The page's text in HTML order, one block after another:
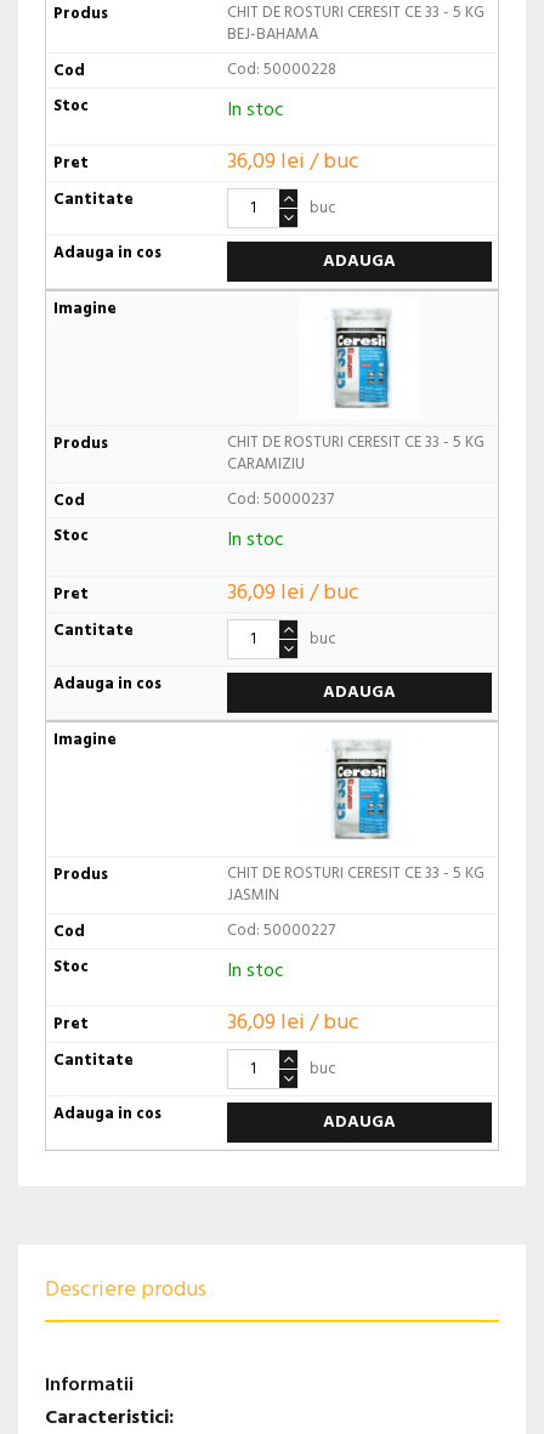
CHIT DE ROSTURI CERESIT CE 33 - 5 KG
BEJ-BAHAMA
Cod: 50000228
In stoc
36,09 lei / buc
buc
ADAUGA
CHIT DE ROSTURI CERESIT CE 33 - 5 KG
CARAMIZIU
Cod: 50000237
In stoc
36,09 lei / buc
buc
ADAUGA
CHIT DE ROSTURI CERESIT CE 33 - 5 KG
JASMIN
Cod: 50000227
In stoc
36,09 lei / buc
buc
ADAUGA
Descriere produs
Informatii
Caracteristici: